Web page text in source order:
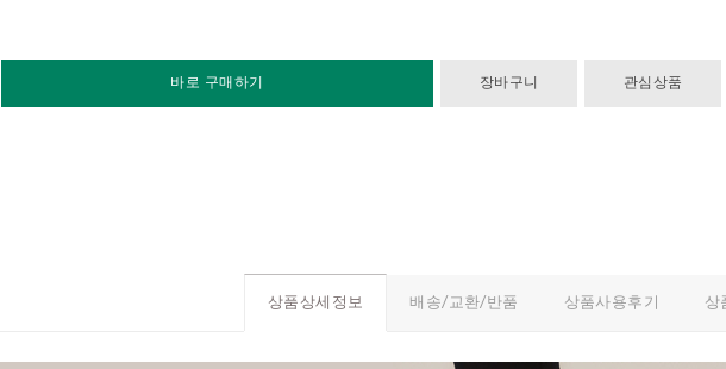
바로 구매하기 장바구니 관심상품
상품상세정보 배송/교환/반품 상품사용후기 상